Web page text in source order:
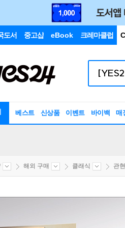
도서 중고샵 eBook 크레마클럽
베스트 신상품 이벤트 바이백 매
해외 구매 클래식 관